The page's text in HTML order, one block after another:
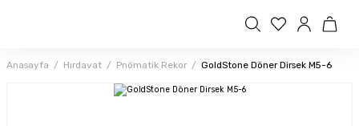
Anasayfa Hırdavat Pnömatik Rekor GoldStone Döner Dirsek M5-6